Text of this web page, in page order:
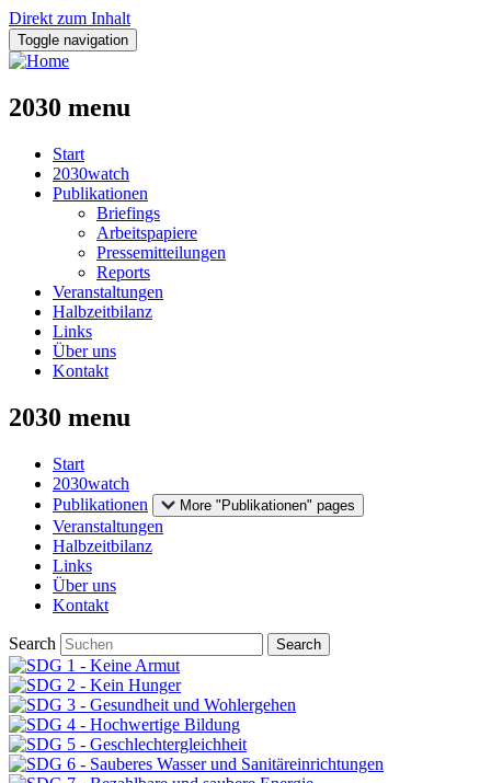
Direkt zum Inhalt
Toggle navigation
2030 menu
Start
2030watch
Publikationen
Briefings
Arbeitspapiere
Pressemitteilungen
Reports
Veranstaltungen
Halbzeitbilanz
Links
Über uns
Kontakt
2030 menu
Start
2030watch
Publikationen
More "Publikationen" pages
Veranstaltungen
Halbzeitbilanz
Links
Über uns
Kontakt
Search